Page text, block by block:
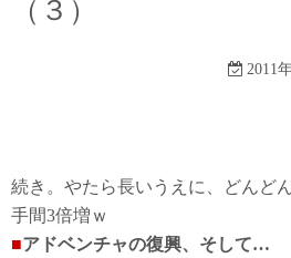
（３）
2011
続き。やたら長いうえに、どんど
手間3倍増ｗ
■アドベンチャの復興、そして…